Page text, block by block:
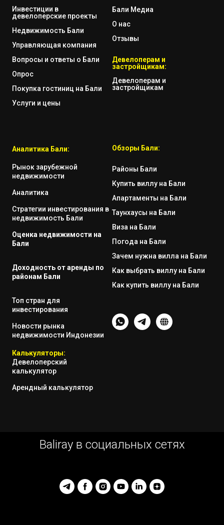
Инвестиции в
девелоперские проекты
Недвижимость Бали
Управляющая компания
Вопросы и ответы о Бали
Опрос
Покупка гостиниц на Бали
Услуги и цены
Бали Медиа
О нас
Отзывы
Девелоперам и
застройщикам:
Девелоперам и
застройщикам
Аналитика Бали:
Рынок зарубежной
недвижимости
Аналитика
Стратегии инвестирования в
недвижимость Бали
Оценка недвижимости на
Бали
Доходность от аренды по
районам Бали
Топ стран для
инвестирования
Новости рынка
недвижимости Индонезии
Калькуляторы:
Девелоперский
калькулятор
Арендный калькулятор
Обзоры Бали:
Районы Бали
Купить виллу на Бали
Апартаменты на Бали
Таунхаусы на Бали
Виза на Бали
Погода на Бали
Зачем нужна вилла на Бали
Как выбрать виллу на Бали
Как купить виллу на Бали
Baliray в социальных сетях